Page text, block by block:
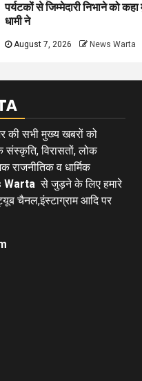
पर्यटकों से जिम्मेदारी निभाने को
धामी ने
August 7, 2026 News Warta
की सभी मुख्य खबरों को
संस्कृति, विरासतों, लोक
व धार्मिक
Warta से जुड़ने के लिए हमारे
चैनल,इंस्टाग्राम आदि पर